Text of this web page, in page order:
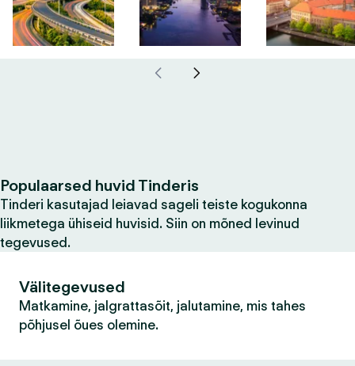
Populaarsed huvid Tinderis
Tinderi kasutajad leiavad sageli teiste kogukonna
liikmetega ühiseid huvisid. Siin on mõned levinud
tegevused.
Välitegevused
Matkamine, jalgrattasõit, jalutamine, mis tahes
põhjusel õues olemine.